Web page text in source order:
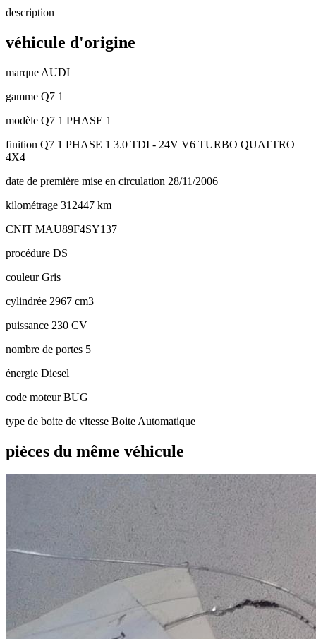
description
véhicule d'origine
marque AUDI
gamme Q7 1
modèle Q7 1 PHASE 1
finition Q7 1 PHASE 1 3.0 TDI - 24V V6 TURBO QUATTRO
4X4
date de première mise en circulation 28/11/2006
kilométrage 312447 km
CNIT MAU89F4SY137
procédure DS
couleurGris
cylindrée 2967 cm3
puissance 230 CV
nombre de portes 5
énergie Diesel
code moteurBUG
type de boite de vitesse Boite Automatique
pièces du même véhicule